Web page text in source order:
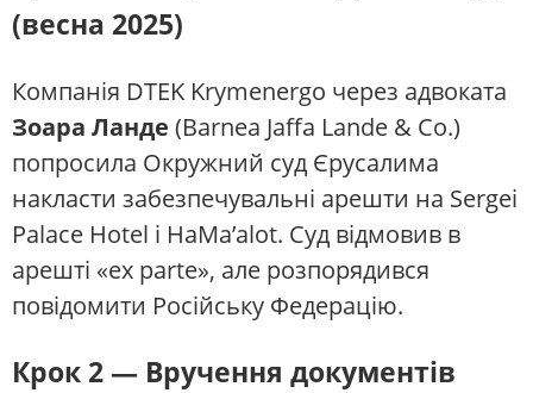
(весна 2025)
Компанія DTEK Krymenergo через адвоката
Зоара Ланде (Barnea Jaffa Lande & Co.)
попросила Окружний суд Єрусалима
накласти забезпечувальні арешти на Sergei
Palace Hotel і HaMa’alot. Суд відмовив в
арешті «ex parte», але розпорядився
повідомити Російську Федерацію.
Крок 2 — Вручення документів